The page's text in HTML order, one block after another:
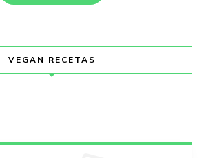
VEGAN RECETAS